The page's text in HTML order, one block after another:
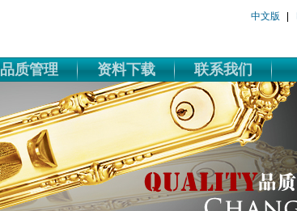
中文版
品质管理 资料下载 联系我们